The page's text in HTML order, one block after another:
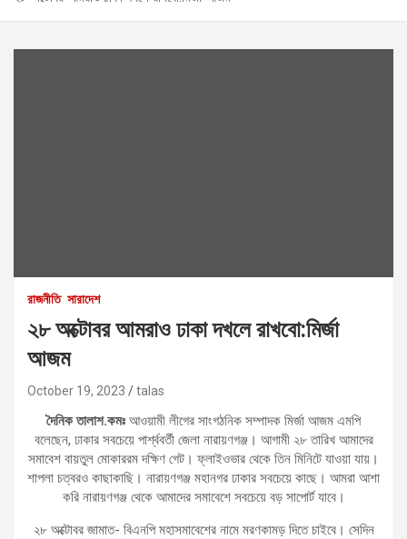
রাজনীতি সারাদেশ
২৮ অক্টোবর আমরাও ঢাকা দখলে রাখবো:মির্জা
আজম
October 19, 2023 talas
দৈনিক তালাশ.কমঃ আওয়ামী লীগের সাংগঠনিক সম্পাদক মির্জা আজম এমপি
বলেছেন, ঢাকার সবচেয়ে পার্শ্ববর্তী জেলা নারায়ণগঞ্জ। আগামী ২৮ তারিখ আমাদের
সমাবেশ বায়তুল মোকাররম দক্ষিণ গেট। ফ্লাইওভার থেকে তিন মিনিটে যাওয়া যায়।
শাপলা চত্বরও কাছাকাছি। নারায়ণগঞ্জ মহানগর ঢাকার সবচেয়ে কাছে। আমরা আশা
করি নারায়ণগঞ্জ থেকে আমাদের সমাবেশে সবচেয়ে বড় সাপোর্ট যাবে।
২৮ অক্টোবর জামাত- বিএনপি মহাসমাবেশের নামে মরণকামড় দিতে চাইবে। সেদিন